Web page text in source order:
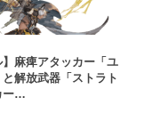
】麻痺アタッカー「ユ
解放武器「ストラト
ー…